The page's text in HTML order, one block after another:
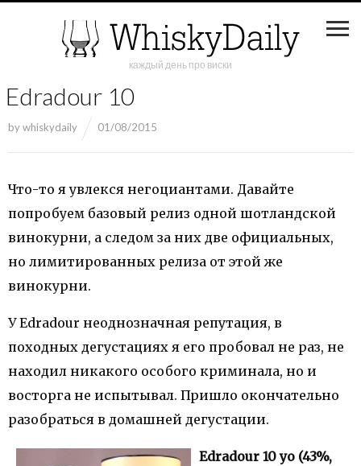
каждый день про виски
Edradour 10
bywhiskydaily 01/08/2015
Что-то я увлекся негоциантами. Давайте
попробуем базовый релиз одной шотландской
винокурни, а следом за них две официальных,
но лимитированных релиза от этой же
винокурни.
У Edradour неоднозначная репутация, в
походных дегустациях я его пробовал не раз, не
находил никакого особого криминала, но и
восторга не испытывал. Пришло окончательно
разобраться в домашней дегустации.
Edradour 10 yo (43%,